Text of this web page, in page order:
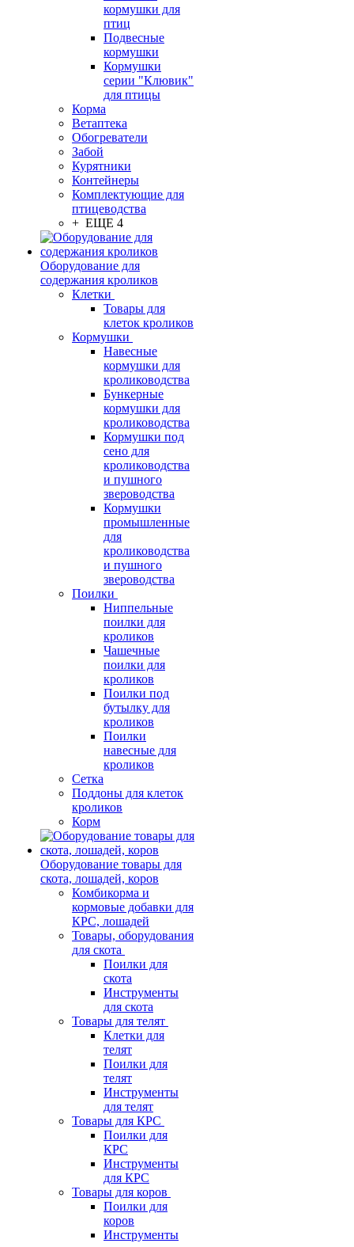
кормушки для
птиц
Подвесные
кормушки
Кормушки
серии "Клювик"
для птицы
Корма
Ветаптека
Обогреватели
Забой
Курятники
Контейнеры
Комплектующие для
птицеводства
+ ЕЩЕ 4
Оборудование для
содержания кроликов
Клетки
Товары для
клеток кроликов
Кормушки
Навесные
кормушки для
кролиководства
Бункерные
кормушки для
кролиководства
Кормушки под
сено для
кролиководства
и пушного
звероводства
Кормушки
промышленные
для
кролиководства
и пушного
звероводства
Поилки
Ниппельные
поилки для
кроликов
Чашечные
поилки для
кроликов
Поилки под
бутылку для
кроликов
Поилки
навесные для
кроликов
Сетка
Поддоны для клеток
кроликов
Корм
Оборудование товары для
скота, лошадей, коров
Комбикорма и
кормовые добавки для
КРС, лошадей
Товары, оборудования
для скота
Поилки для
скота
Инструменты
для скота
Товары для телят
Клетки для
телят
Поилки для
телят
Инструменты
для телят
Товары для КРС
Поилки для
КРС
Инструменты
для КРС
Товары для коров
Поилки для
коров
Инструменты